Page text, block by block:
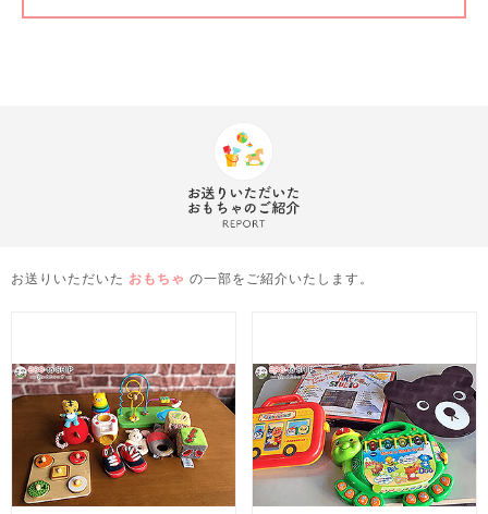
お送りいただいた おもちゃ の一部をご紹介いたします。